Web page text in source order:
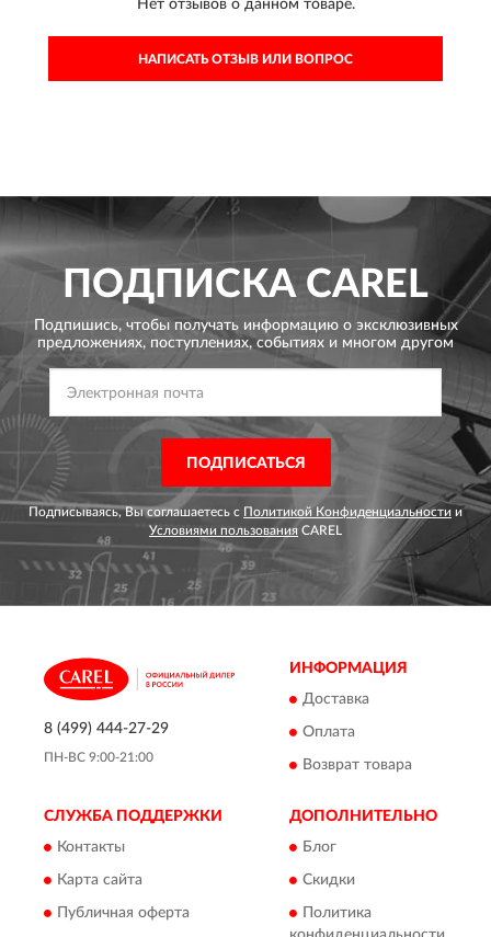
Нет отзывов о данном товаре.
НАПИСАТЬ ОТЗЫВ ИЛИ ВОПРОС
ПОДПИСКА CAREL
Подпишись, чтобы получать информацию о эксклюзивных
предложениях, поступлениях, событиях и многом другом
ПОДПИСАТЬСЯ
Подписываясь, Вы соглашаетесь с Политикой Конфиденциальности и
Условиями пользования CAREL
8 (499) 444-27-29
ПН-ВС 9:00-21:00
ИНФОРМАЦИЯ
Доставка
Оплата
Возврат товара
СЛУЖБА ПОДДЕРЖКИ
Контакты
Карта сайта
Публичная оферта
ДОПОЛНИТЕЛЬНО
Блог
Скидки
Политика